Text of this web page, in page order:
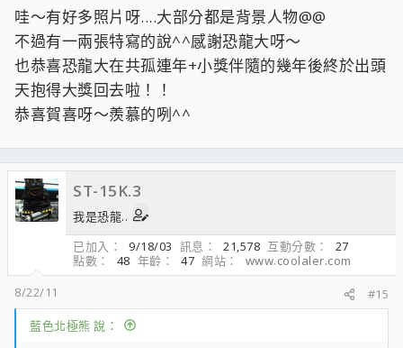
哇～有好多照片呀....大部分都是背景人物@@
不過有一兩張特寫的說^^感謝恐龍大呀～
也恭喜恐龍大在共孤連年+小獎伴隨的幾年後終於出頭
天抱得大獎回去啦！！
恭喜賀喜呀～羨慕的咧^^
ST-15K.3
我是恐龍..
已加入
9/18/03 訊息 21,578 互動分數
27
點數
48 年齡 47 網站
www.coolaler.com
8/22/11
#15
藍色北極熊 說：